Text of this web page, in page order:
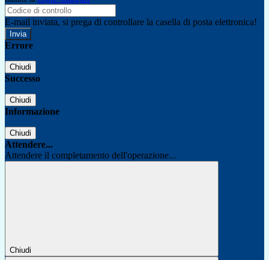
E-mail inviata, si prega di controllare la casella di posta elettronica!
Errore
Chiudi
Successo
Chiudi
Informazione
Chiudi
Attendere...
Attendere il completamento dell'operazione...
Chiudi